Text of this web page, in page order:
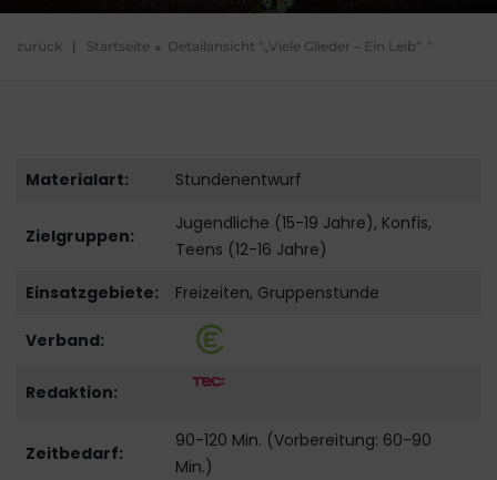
zurück | Startseite Detailansicht "„Viele Glieder – Ein Leib“ "
Materialart: Stundenentwurf
Zielgruppen:
Jugendliche (15-19 Jahre), Konfis,
Teens (12-16 Jahre)
Einsatzgebiete:
Freizeiten, Gruppenstunde
Verband:
Redaktion:
Zeitbedarf:
90-120 Min. (Vorbereitung: 60-90
Min.)